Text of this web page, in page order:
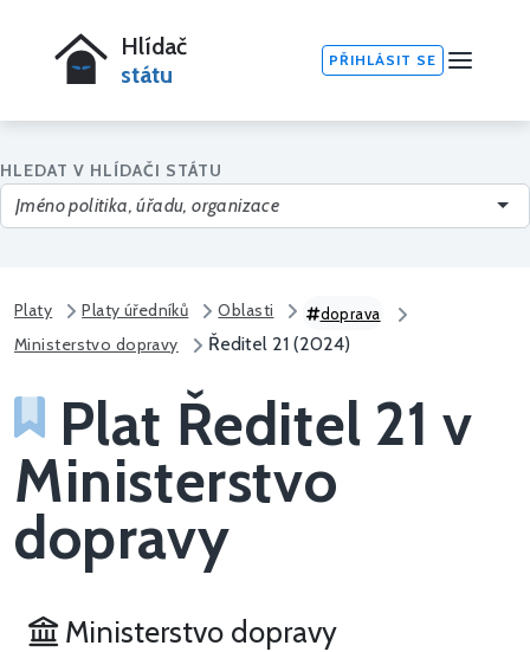
Hlídač
státu
PŘIHLÁSIT SE
HLEDAT V HLÍDAČI STÁTU
Platy Platy úředníků Oblasti doprava
Ministerstvo dopravy Ředitel 21 (2024)
Plat Ředitel 21 v
Ministerstvo
dopravy
Ministerstvo dopravy